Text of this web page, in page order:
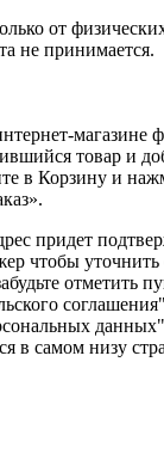
от
не принимается.
магазине
товар и
в Корзину и
придет
чтобы
отметить
в самом низу